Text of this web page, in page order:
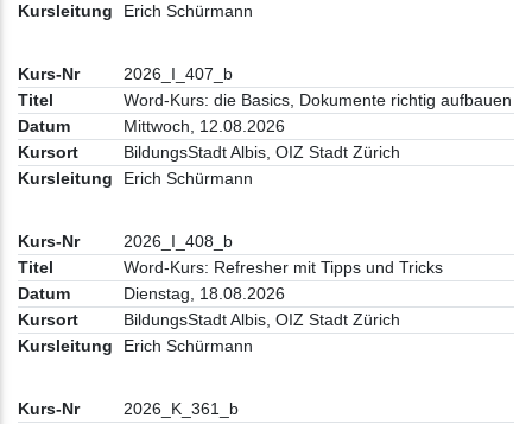
Erich Schürmann
2026_I_407_b
Word-Kurs: die Basics, Dokumente richtig aufbauen
Mittwoch, 12.08.2026
BildungsStadt Albis, OIZ Stadt Zürich
Erich Schürmann
2026_I_408_b
Word-Kurs: Refresher mit Tipps und Tricks
Dienstag, 18.08.2026
BildungsStadt Albis, OIZ Stadt Zürich
Erich Schürmann
2026_K_361_b